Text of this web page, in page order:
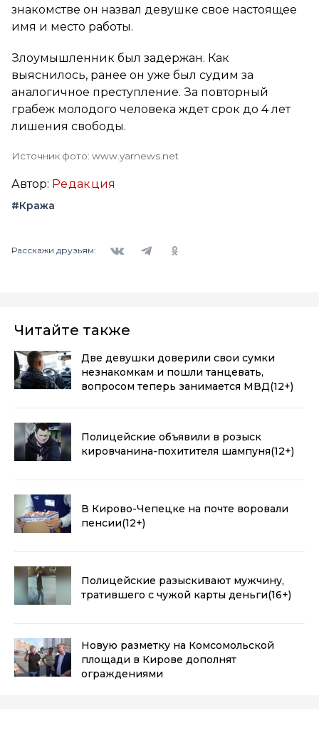
знакомстве он назвал девушке свое настоящее
имя и место работы.
Злоумышленник был задержан. Как
выяснилось, ранее он уже был судим за
аналогичное преступление. За повторный
грабеж молодого человека ждет срок до 4 лет
лишения свободы.
Источник фото: www.yarnews.net
Автор: Редакция
#Кража
Расскажи друзьям:
Читайте также
Две девушки доверили свои сумки
незнакомкам и пошли танцевать,
вопросом теперь занимается МВД(12+)
Полицейские объявили в розыск
кировчанина-похитителя шампуня(12+)
В Кирово-Чепецке на почте воровали
пенсии(12+)
Полицейские разыскивают мужчину,
тратившего с чужой карты деньги(16+)
Новую разметку на Комсомольской
площади в Кирове дополнят
ограждениями